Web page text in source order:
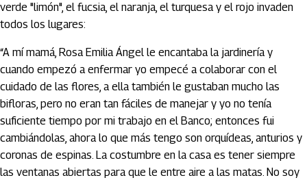
verde "limón", el fucsia, el naranja, el turquesa y el rojo invaden
todos los lugares:
“A mí mamá, Rosa Emilia Ángel le encantaba la jardinería y
cuando empezó a enfermar yo empecé a colaborar con el
cuidado de las flores, a ella también le gustaban mucho las
bifloras, pero no eran tan fáciles de manejar y yo no tenía
suficiente tiempo por mi trabajo en el Banco; entonces fui
cambiándolas, ahora lo que más tengo son orquídeas, anturios y
coronas de espinas. La costumbre en la casa es tener siempre
las ventanas abiertas para que le entre aire a las matas. No soy